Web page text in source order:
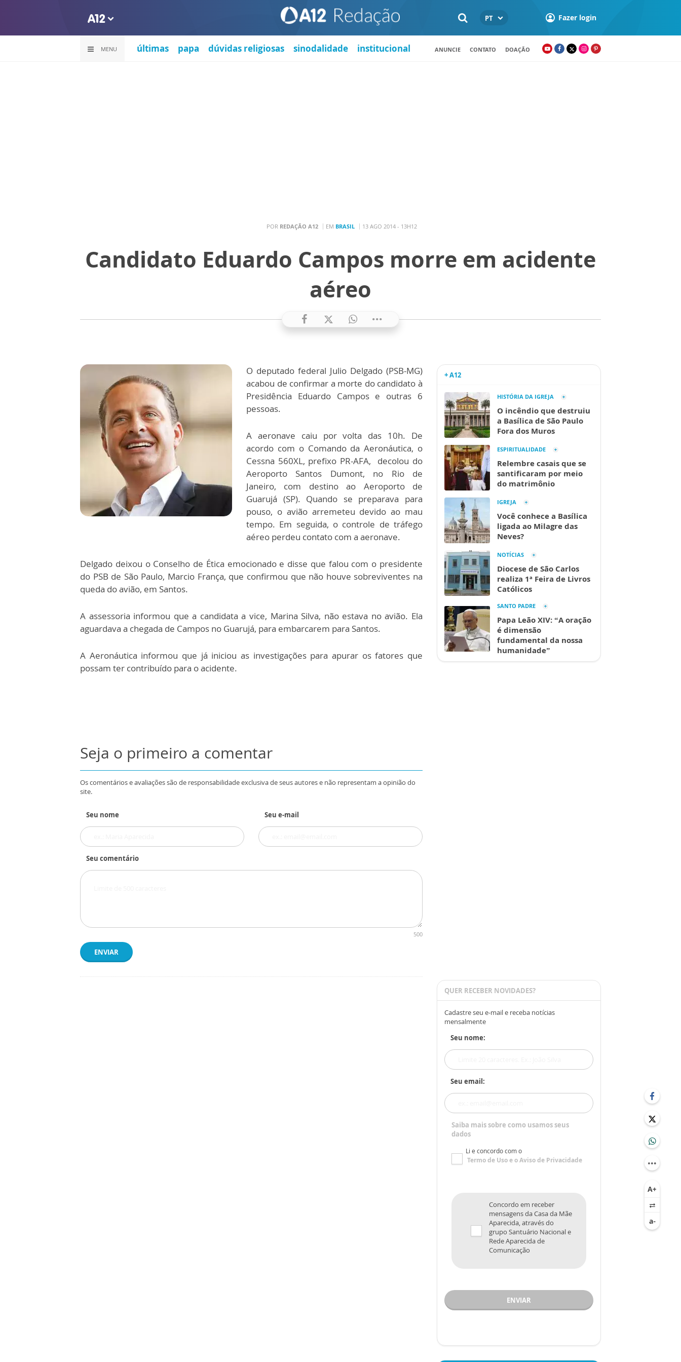
PT Fazer login
MENU últimas papa dúvidas religiosas sinodalidade institucional ANUNCIE CONTATO DOAÇÃO
POR REDAÇÃO A12 EM BRASIL 13 AGO 2014 - 13H12
Candidato Eduardo Campos morre em acidente
aéreo
O deputado federal Julio Delgado (PSB-MG)
acabou de confirmar a morte do candidato à
Presidência Eduardo Campos e outras 6
pessoas.
A aeronave caiu por volta das 10h. De
acordo com o Comando da Aeronáutica, o
Cessna 560XL, prefixo PR-AFA, decolou do
Aeroporto Santos Dumont, no Rio de
Janeiro, com destino ao Aeroporto de
Guarujá (SP). Quando se preparava para
pouso, o avião arremeteu devido ao mau
tempo. Em seguida, o controle de tráfego
aéreo perdeu contato com a aeronave.
Delgado deixou o Conselho de Ética emocionado e disse que falou com o presidente
do PSB de São Paulo, Marcio França, que confirmou que não houve sobreviventes na
queda do avião, em Santos.
A assessoria informou que a candidata a vice, Marina Silva, não estava no avião. Ela
aguardava a chegada de Campos no Guarujá, para embarcarem para Santos.
A Aeronáutica informou que já iniciou as investigações para apurar os fatores que
possam ter contribuído para o acidente.
Seja o primeiro a comentar
Os comentários e avaliações são de responsabilidade exclusiva de seus autores e não representam a opinião do
site.
Seu nome Seu e-mail
Seu comentário
500
ENVIAR
+ A12
HISTÓRIA DA IGREJA
O incêndio que destruiu
a Basílica de São Paulo
Fora dos Muros
ESPIRITUALIDADE
Relembre casais que se
santificaram por meio
do matrimônio
IGREJA
Você conhece a Basílica
ligada ao Milagre das
Neves?
NOTÍCIAS
Diocese de São Carlos
realiza 1ª Feira de Livros
Católicos
SANTO PADRE
Papa Leão XIV: “A oração
é dimensão
fundamental da nossa
humanidade”
QUER RECEBER NOVIDADES?
Cadastre seu e-mail e receba notícias
mensalmente
Seu nome:
Seu email:
Saiba mais sobre como usamos seus
dados
Li e concordo com o
Termo de Usoe oAviso de Privacidade
Concordo em receber
mensagens da Casa da Mãe
Aparecida, através do
grupo Santuário Nacional e
Rede Aparecida de
Comunicação
ENVIAR